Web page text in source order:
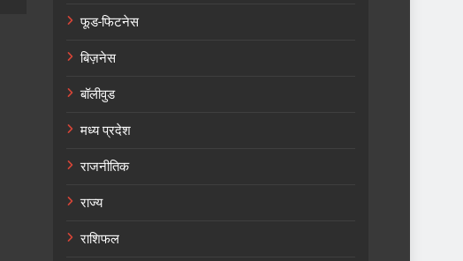
फूड-फिटनेस
बिज़नेस
बॉलीवुड
मध्य प्रदेश
राजनीतिक
राज्य
राशिफल